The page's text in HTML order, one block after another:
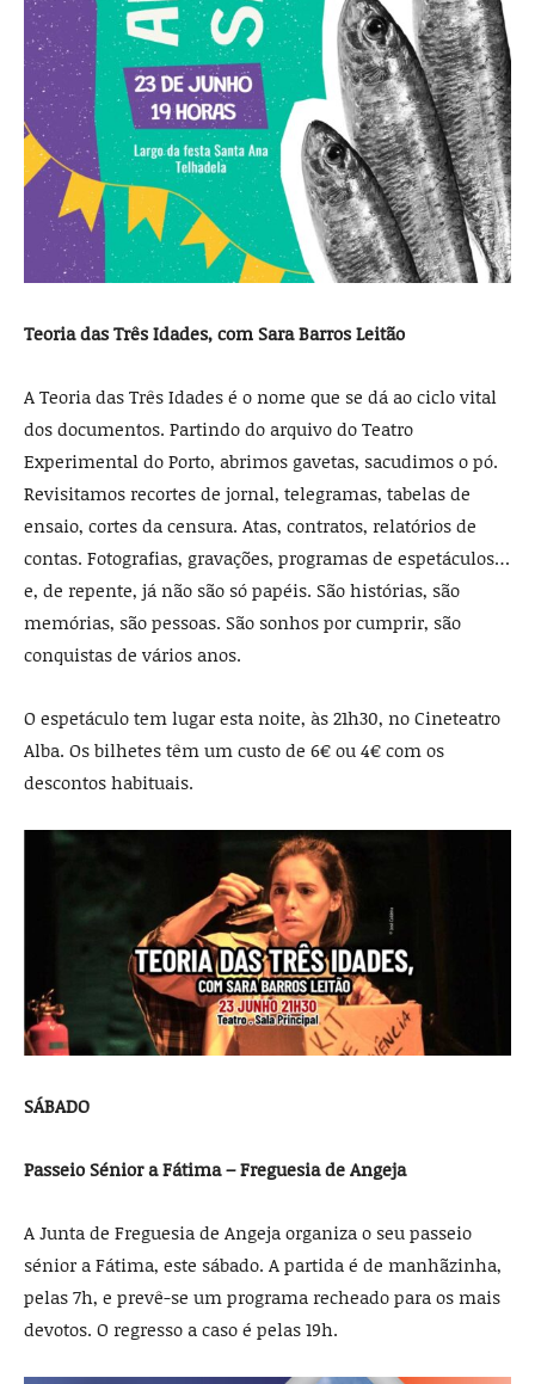
Teoria das Três Idades, com Sara Barros Leitão
A Teoria das Três Idades é o nome que se dá ao ciclo vital
dos documentos. Partindo do arquivo do Teatro
Experimental do Porto, abrimos gavetas, sacudimos o pó.
Revisitamos recortes de jornal, telegramas, tabelas de
ensaio, cortes da censura. Atas, contratos, relatórios de
contas. Fotografias, gravações, programas de espetáculos…
e, de repente, já não são só papéis. São histórias, são
memórias, são pessoas. São sonhos por cumprir, são
conquistas de vários anos.
O espetáculo tem lugar esta noite, às 21h30, no Cineteatro
Alba. Os bilhetes têm um custo de 6€ ou 4€ com os
descontos habituais.
SÁBADO
Passeio Sénior a Fátima – Freguesia de Angeja
A Junta de Freguesia de Angeja organiza o seu passeio
sénior a Fátima, este sábado. A partida é de manhãzinha,
pelas 7h, e prevê-se um programa recheado para os mais
devotos. O regresso a caso é pelas 19h.